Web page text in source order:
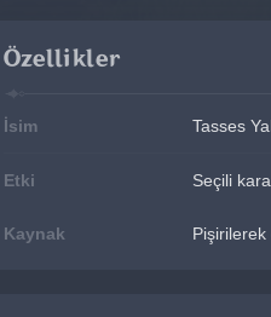
Özellikler
İsim Tasses
Etki Seçili
Kaynak Pişirilerek